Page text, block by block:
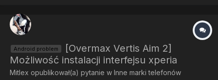
Android problem
[Overmax Vertis Aim 2]
Możliwość instalacji interfejsu xperia
Mitlex opublikował(a) pytanie w Inne marki telefonów